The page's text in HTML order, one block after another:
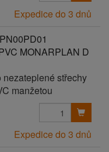
Expedice do 3 dnů
MONARPLAN D
střechy
manžetou
Expedice do 3 dnů